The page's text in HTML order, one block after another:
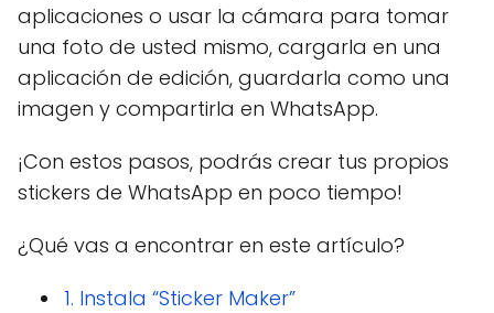
aplicaciones o usar la cámara para tomar
una foto de usted mismo, cargarla en una
aplicación de edición, guardarla como una
imagen y compartirla en WhatsApp.
¡Con estos pasos, podrás crear tus propios
stickers de WhatsApp en poco tiempo!
¿Qué vas a encontrar en este artículo?
1. Instala “Sticker Maker”